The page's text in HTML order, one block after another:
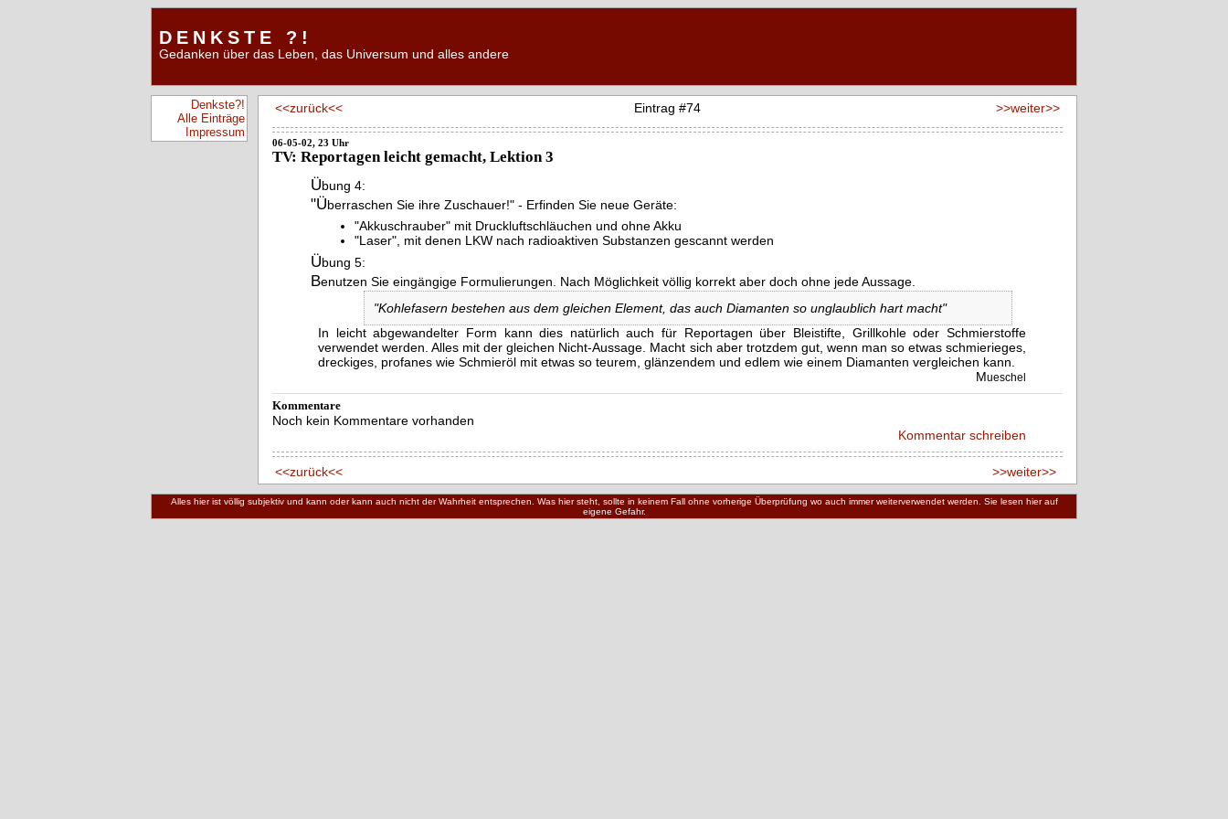
DENKSTE ?!
Gedanken über das Leben, das Universum und alles andere
Denkste?!
Alle Einträge
Impressum
<<zurück<< Eintrag #74 >>weiter>>
06-05-02, 23 Uhr
TV: Reportagen leicht gemacht, Lektion 3
Übung 4:
"Überraschen Sie ihre Zuschauer!" - Erfinden Sie neue Geräte:
"Akkuschrauber" mit Druckluftschläuchen und ohne Akku
"Laser", mit denen LKW nach radioaktiven Substanzen gescannt werden
Übung 5:
Benutzen Sie eingängige Formulierungen. Nach Möglichkeit völlig korrekt aber doch ohne jede Aussage.
"Kohlefasern bestehen aus dem gleichen Element, das auch Diamanten so unglaublich hart macht"
In leicht abgewandelter Form kann dies natürlich auch für Reportagen über Bleistifte, Grillkohle oder Schmierstoffe
verwendet werden. Alles mit der gleichen Nicht-Aussage. Macht sich aber trotzdem gut, wenn man so etwas schmierieges,
dreckiges, profanes wie Schmieröl mit etwas so teurem, glänzendem und edlem wie einem Diamanten vergleichen kann.
Mueschel
Kommentare
Noch kein Kommentare vorhanden
Kommentar schreiben
<<zurück<< >>weiter>>
Alles hier ist völlig subjektiv und kann oder kann auch nicht der Wahrheit entsprechen. Was hier steht, sollte in keinem Fall ohne vorherige Überprüfung wo auch immer weiterverwendet werden. Sie lesen hier auf
eigene Gefahr.